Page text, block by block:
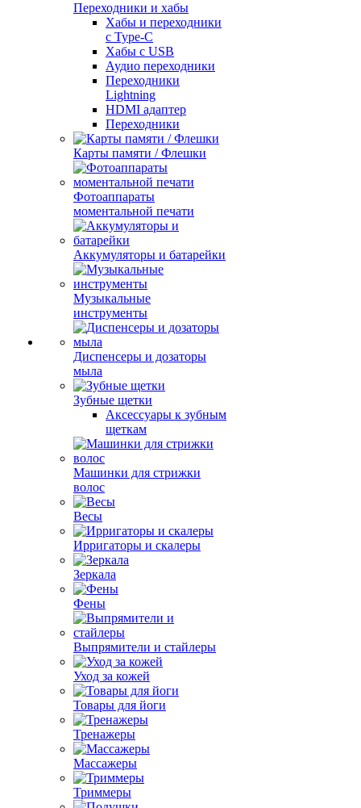
Переходники и хабы
Хабы и переходники
с Type-C
Хабы с USB
Аудио переходники
Переходники
Lightning
HDMI адаптер
Переходники
Карты памяти / Флешки
Фотоаппараты
моментальной печати
Аккумуляторы и батарейки
Музыкальные
инструменты
Диспенсеры и дозаторы
мыла
Зубные щетки
Аксессуары к зубным
щеткам
Машинки для стрижки
волос
Весы
Ирригаторы и скалеры
Зеркала
Фены
Выпрямители и стайлеры
Уход за кожей
Товары для йоги
Тренажеры
Массажеры
Триммеры